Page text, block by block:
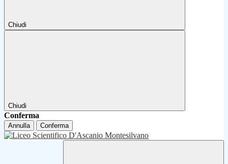
Chiudi
Chiudi
Conferma
Annulla Conferma